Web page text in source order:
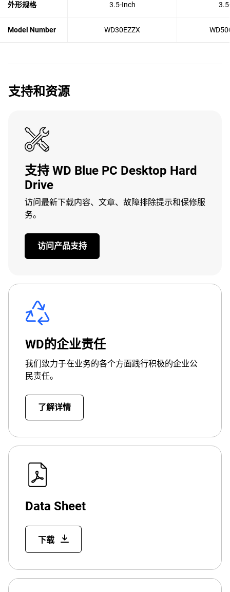
外形规格 3.5-Inch
Model Number WD30EZZX
支持和资源
支持 WD Blue PC Desktop Hard
Drive
访问最新下载内容、文章、故障排除提示和保修服
务。
访问产品支持
WD的企业责任
我们致力于在业务的各个方面践行积极的企业公
民责任。
了解详情
Data Sheet
下载